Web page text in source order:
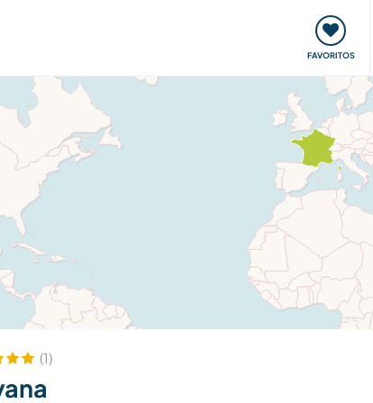
FAVORITOS
Viaje e aprenda
(1)